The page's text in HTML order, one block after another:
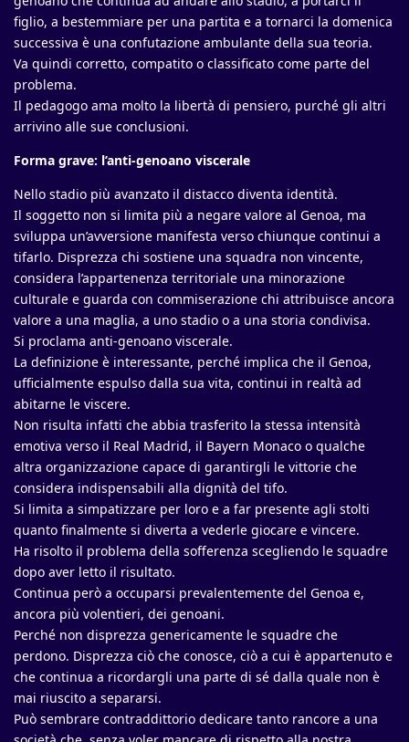
figlio, a bestemmiare per una partita e a tornarci la domenica
successiva è una confutazione ambulante della sua teoria.
Va quindi corretto, compatito o classificato come parte del
problema.
Il pedagogo ama molto la libertà di pensiero, purché gli altri
arrivino alle sue conclusioni.
Forma grave: l’anti-genoano viscerale
Nello stadio più avanzato il distacco diventa identità.
Il soggetto non si limita più a negare valore al Genoa, ma
sviluppa un’avversione manifesta verso chiunque continui a
tifarlo. Disprezza chi sostiene una squadra non vincente,
considera l’appartenenza territoriale una minorazione
culturale e guarda con commiserazione chi attribuisce ancora
valore a una maglia, a uno stadio o a una storia condivisa.
Si proclama anti-genoano viscerale.
La definizione è interessante, perché implica che il Genoa,
ufficialmente espulso dalla sua vita, continui in realtà ad
abitarne le viscere.
Non risulta infatti che abbia trasferito la stessa intensità
emotiva verso il Real Madrid, il Bayern Monaco o qualche
altra organizzazione capace di garantirgli le vittorie che
considera indispensabili alla dignità del tifo.
Si limita a simpatizzare per loro e a far presente agli stolti
quanto finalmente si diverta a vederle giocare e vincere.
Ha risolto il problema della sofferenza scegliendo le squadre
dopo aver letto il risultato.
Continua però a occuparsi prevalentemente del Genoa e,
ancora più volentieri, dei genoani.
Perché non disprezza genericamente le squadre che
perdono. Disprezza ciò che conosce, ciò a cui è appartenuto e
che continua a ricordargli una parte di sé dalla quale non è
mai riuscito a separarsi.
Può sembrare contraddittorio dedicare tanto rancore a una